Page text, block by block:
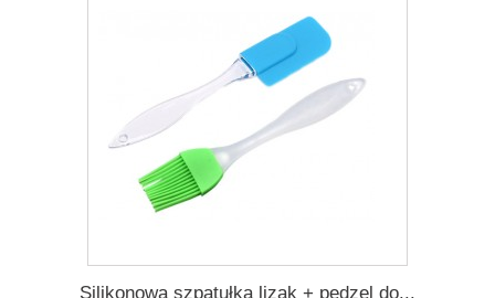
Silikonowa szpatułka lizak + pędzel do...